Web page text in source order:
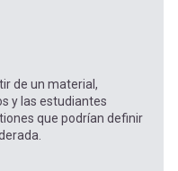
de un material,
y las estudiantes
que podrían definir